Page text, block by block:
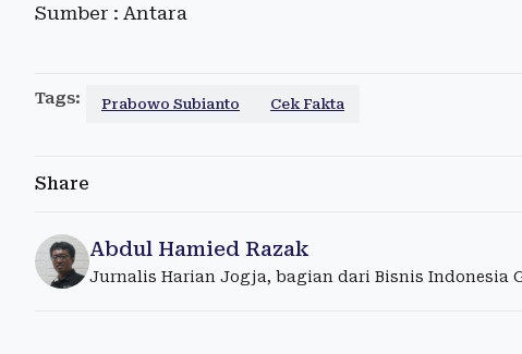
Sumber : Antara
Tags: Prabowo Subianto Cek Fakta
Share
Abdul Hamied Razak
Jurnalis Harian Jogja, bagian dari Bisnis Indonesia